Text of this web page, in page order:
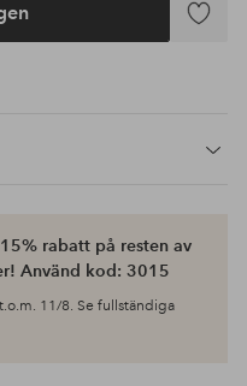
Lägg
rabatt på resten av
Använd kod: 3015
11/8. Se fullständiga